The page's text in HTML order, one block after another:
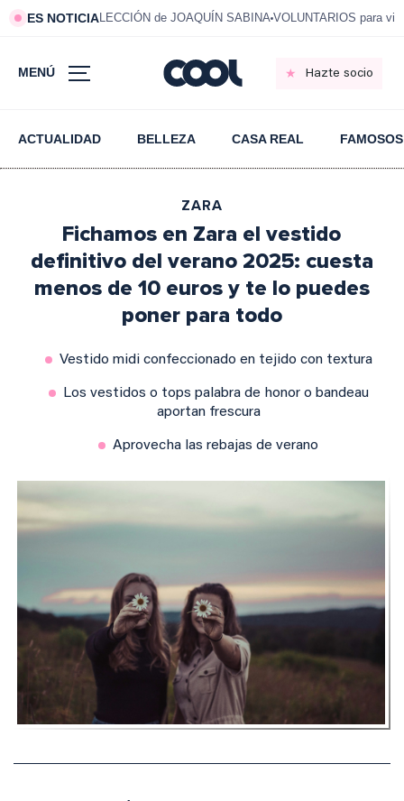
ES NOTICIALECCIÓN de JOAQUÍN SABINA VOLUNTARIOS para
MENÚ Hazte socio
ACTUALIDAD BELLEZA CASA REAL FAMOSOS
ZARA
Fichamos en Zara el vestido
definitivo del verano 2025: cuesta
menos de 10 euros y te lo puedes
poner para todo
Vestido midi confeccionado en tejido con textura
Los vestidos o tops palabra de honor o bandeau
aportan frescura
Aprovecha las rebajas de verano